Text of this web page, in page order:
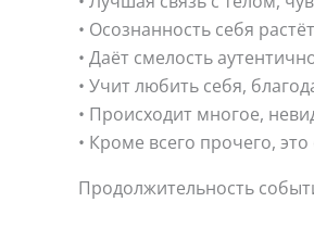
• Осознанность себя растёт
• Даёт смелость
• Учит любить себя,
• Происходит многое,
• Кроме всего прочего,
Продолжительность